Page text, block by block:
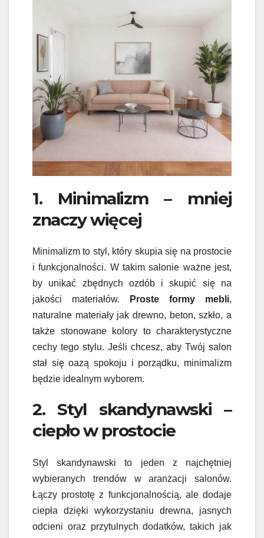
1. Minimalizm – mniej
znaczy więcej
Minimalizm to styl, który skupia się na prostocie
i funkcjonalności. W takim salonie ważne jest,
by unikać zbędnych ozdób i skupić się na
jakości materiałów.
Proste formy mebli,
naturalne materiały jak drewno, beton, szkło, a
także stonowane kolory to charakterystyczne
cechy tego stylu. Jeśli chcesz, aby Twój salon
stał się oazą spokoju i porządku, minimalizm
będzie idealnym wyborem.
2. Styl skandynawski –
ciepło w prostocie
Styl skandynawski to jeden z najchętniej
wybieranych trendów w aranżacji salonów.
Łączy prostotę z funkcjonalnością, ale dodaje
ciepła dzięki wykorzystaniu drewna, jasnych
odcieni oraz przytulnych dodatków, takich jak